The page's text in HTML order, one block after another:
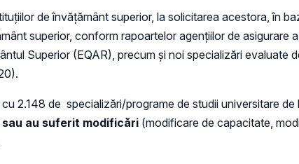
de învățământ superior, la solicitarea acestora, în
superior, conform rapoartelor agențiilor de asigurare
Superior (EQAR), precum și noi specializări evaluate
2.148 de specializări/programe de studii universitare de
au suferit modificări (modificare de capacitate,